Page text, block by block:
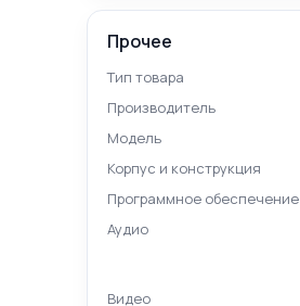
Прочее
Тип товара
Производитель
Модель
Корпус и конструкция
Программное обеспечение
Аудио
Видео